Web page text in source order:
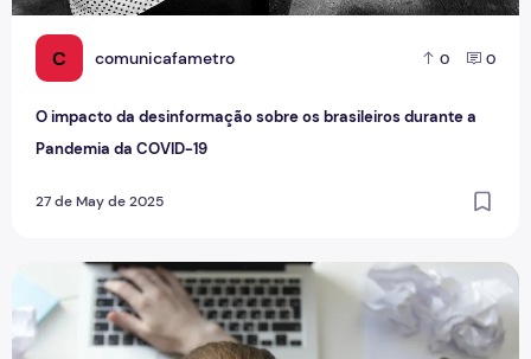
C comunicafametro 0 0
O impacto da desinformação sobre os brasileiros durante a
Pandemia da COVID-19
27 de May de 2025
‘Exaustão extrema e cansaço crônico, ’: especialistas